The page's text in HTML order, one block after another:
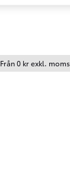
Från 0 kr exkl. moms